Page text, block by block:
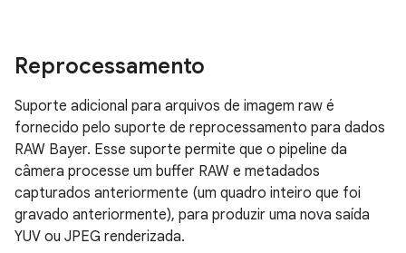
Reprocessamento
Suporte adicional para arquivos de imagem raw é
fornecido pelo suporte de reprocessamento para dados
RAW Bayer. Esse suporte permite que o pipeline da
câmera processe um buffer RAW e metadados
capturados anteriormente (um quadro inteiro que foi
gravado anteriormente), para produzir uma nova saída
YUV ou JPEG renderizada.